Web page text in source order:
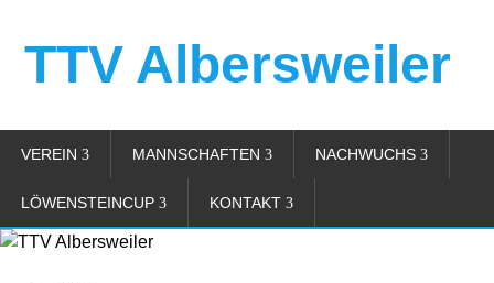
TTV Albersweiler
VEREIN MANNSCHAFTEN NACHWUCHS
LÖWENSTEINCUP KONTAKT